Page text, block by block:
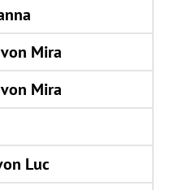
Mira
Mira
Luc